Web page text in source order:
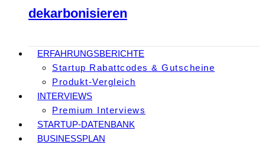
dekarbonisieren
ERFAHRUNGSBERICHTE
Startup Rabattcodes & Gutscheine
Produkt-Vergleich
INTERVIEWS
Premium Interviews
STARTUP-DATENBANK
BUSINESSPLAN